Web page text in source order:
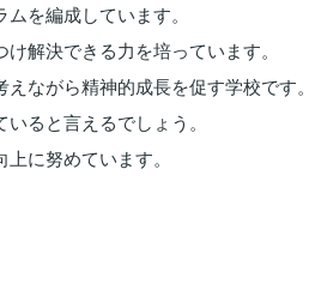
を編成しています。
解決できる力を培っています。
ながら精神的成長を促す学校です。
ると言えるでしょう。
に努めています。